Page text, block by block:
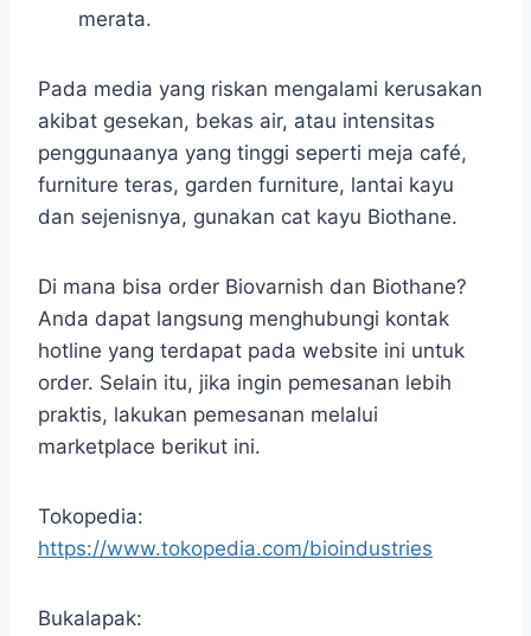
merata.
Pada media yang riskan mengalami kerusakan
akibat gesekan, bekas air, atau intensitas
penggunaanya yang tinggi seperti meja café,
furniture teras, garden furniture, lantai kayu
dan sejenisnya, gunakan cat kayu Biothane.
Di mana bisa order Biovarnish dan Biothane?
Anda dapat langsung menghubungi kontak
hotline yang terdapat pada website ini untuk
order. Selain itu, jika ingin pemesanan lebih
praktis, lakukan pemesanan melalui
marketplace berikut ini.
Tokopedia:
https://www.tokopedia.com/bioindustries
Bukalapak: